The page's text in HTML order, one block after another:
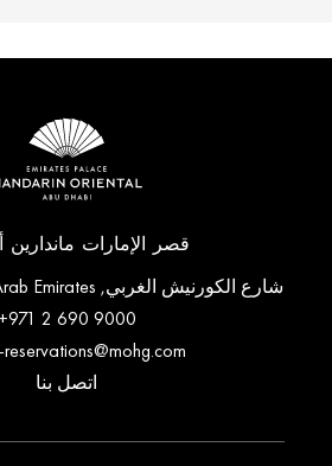
قصر الإمارات ماندارين
شارع الكورنيش الغربي, Abu Dhabi, United Arab Emirates
+971 2 690 9000
اتصل بنا